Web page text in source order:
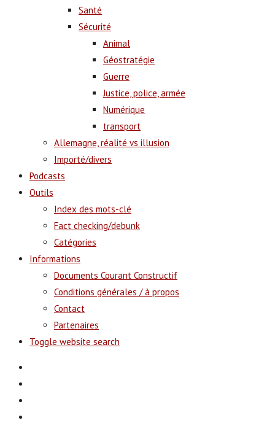
Santé
Sécurité
Animal
Géostratégie
Guerre
Justice, police, armée
Numérique
transport
Allemagne, réalité vs illusion
Importé/divers
Podcasts
Outils
Index des mots-clé
Fact checking/debunk
Catégories
Informations
Documents Courant Constructif
Conditions générales / à propos
Contact
Partenaires
Toggle website search